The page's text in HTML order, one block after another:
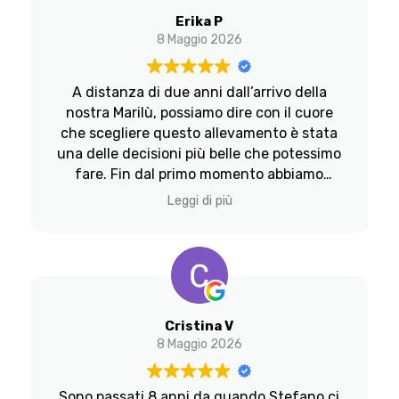
la sua bonta', la sua dolcezza,il suo andar
d'accordo con tutti i suoi simili la rendono
di Stefano Martini di MyLabrador.Grazie
Stefano!
Erika P
8 Maggio 2026
A distanza di due anni dall’arrivo della
nostra Marilù, possiamo dire con il cuore
che scegliere questo allevamento è stata
una delle decisioni più belle che potessimo
fare. Fin dal primo momento abbiamo
percepito quanto amore, competenza e
incredibilmente intelligente, ha un
carattere meraviglioso, si adatta con
facilità a qualsiasi situazione ed è sempre
serena e socievole con tutti, persone e altri
sia un caso, ma il risultato dell’attenzione,
Leggi di più
Cristina V
8 Maggio 2026